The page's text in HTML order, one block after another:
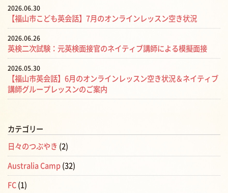
2026.06.30
【福山市こども英会話】7月のオンラインレッスン空き状況
2026.06.26
英検二次試験：元英検面接官のネイティブ講師による模擬面接
2026.05.30
【福山市英会話】6月のオンラインレッスン空き状況＆ネイティブ
講師グループレッスンのご案内
カテゴリー
日々のつぶやき (2)
Australia Camp (32)
FC (1)